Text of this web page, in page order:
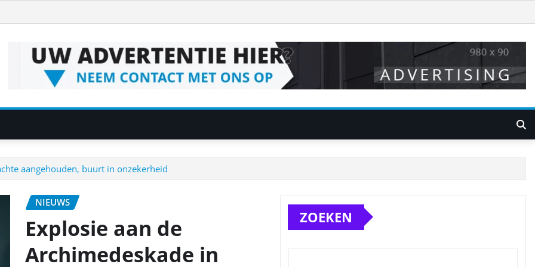
aangehouden, buurt in onzekerheid
NIEUWS
Explosie aan de
Archimedeskade in
ZOEKEN